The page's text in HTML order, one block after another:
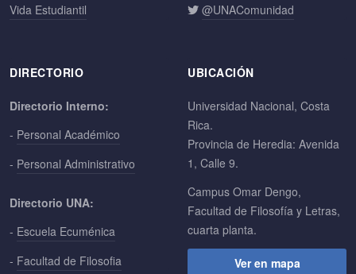
Vida Estudiantil
@UNAComunidad
DIRECTORIO
Directorio Interno:
- Personal Académico
- Personal Administrativo
Directorio UNA:
- Escuela Ecuménica
- Facultad de Filosofia
UBICACIÓN
Universidad Nacional, Costa
Rica.
Provincia de Heredia: Avenida
1, Calle 9.
Campus Omar Dengo,
Facultad de Filosofía y Letras,
cuarta planta.
Ver en mapa